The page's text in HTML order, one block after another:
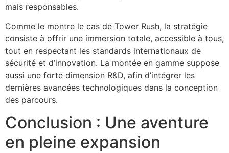
mais responsables.
Comme le montre le cas de Tower Rush, la stratégie
consiste à offrir une immersion totale, accessible à tous,
tout en respectant les standards internationaux de
sécurité et d’innovation. La montée en gamme suppose
aussi une forte dimension R&D, afin d’intégrer les
dernières avancées technologiques dans la conception
des parcours.
Conclusion : Une aventure
en pleine expansion